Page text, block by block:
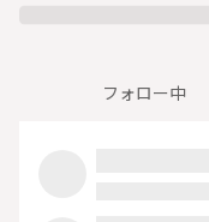
フォロー中